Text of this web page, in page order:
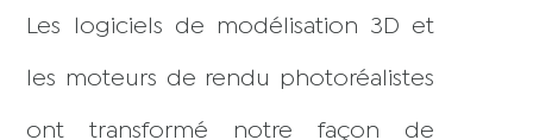
Les logiciels de modélisation 3D et
les moteurs de rendu photoréalistes
ont transformé notre façon de